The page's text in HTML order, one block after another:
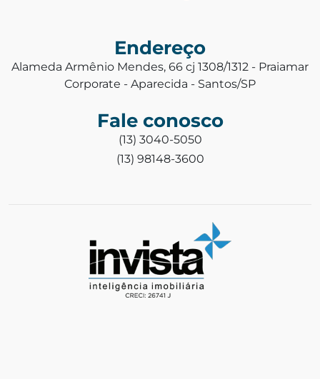
Endereço
Alameda Armênio Mendes, 66 cj 1308/1312 - Praiamar
Corporate - Aparecida - Santos/SP
Fale conosco
(13) 3040-5050
(13) 98148-3600